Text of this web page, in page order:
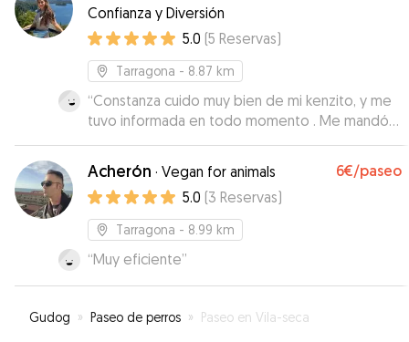
Confianza y Diversión
5.0 (5 Reservas)
Tarragona - 8.87 km
“Constanza cuido muy bien de mi kenzito, y me
tuvo informada en todo momento . Me mandó
vídeos y fotos para que estuviera tranquila .
Gracias Constanza !
Acherón · Vegan for animals 6€/paseo
5.0 (3 Reservas)
Tarragona - 8.99 km
“Muy eficiente”
Gudog » Paseo de perros » Paseo en Vila-seca